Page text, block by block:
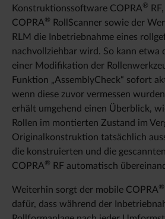
Konstruktionssoftware COPRA®
COPRA®
RollScanner sowie der
RLM die Inbetriebnahme eines
nachvollziehbar wird. So kann etwa
einer Modifikation der
Funktion „AssemblyCheck“ sofort
wenn diese zuvor vermessen
erhält umgehend einen Überblick,
Rollen im montierten Zustand im
Originalkonstruktion tatsächlich
die konstruierten und die
COPRA® RF automatisch
Weiterhin sorgt der mobile COPRA®
dafür, dass während der